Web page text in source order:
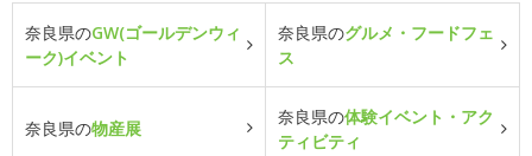
奈良県のGW(ゴールデンウィ
ーク)イベント
奈良県のグルメ・フードフェ
ス
奈良県の物産展
奈良県の体験イベント・アク
ティビティ